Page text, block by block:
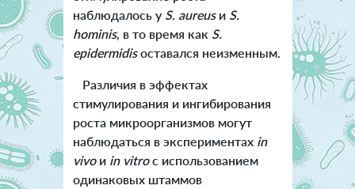
наблюдалось у S. aureus и S.
hominis, в то время как S.
epidermidisоставался неизменным.
Различия в эффектах
стимулирования и ингибирования
роста микроорганизмов могут
наблюдаться в экспериментах in
vivo и in vitroс использованием
одинаковых штаммов